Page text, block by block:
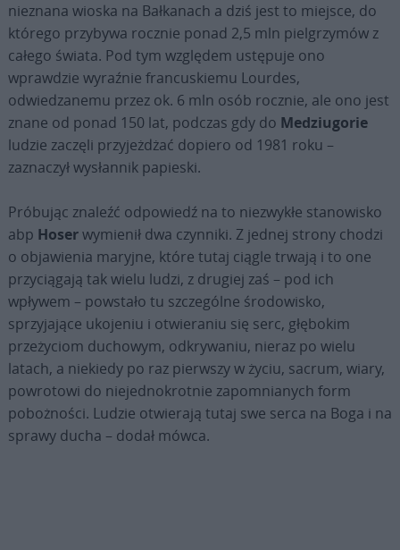
nieznana wioska na Bałkanach a dziś jest to miejsce, do
którego przybywa rocznie ponad 2,5 mln pielgrzymów z
całego świata. Pod tym względem ustępuje ono
wprawdzie wyraźnie francuskiemu Lourdes,
odwiedzanemu przez ok. 6 mln osób rocznie, ale ono jest
znane od ponad 150 lat, podczas gdy do Medziugorie
ludzie zaczęli przyjeżdżać dopiero od 1981 roku –
zaznaczył wysłannik papieski.
Próbując znaleźć odpowiedź na to niezwykłe stanowisko
abp Hoserwymienił dwa czynniki. Z jednej strony chodzi
o objawienia maryjne, które tutaj ciągle trwają i to one
przyciągają tak wielu ludzi, z drugiej zaś – pod ich
wpływem – powstało tu szczególne środowisko,
sprzyjające ukojeniu i otwieraniu się serc, głębokim
przeżyciom duchowym, odkrywaniu, nieraz po wielu
latach, a niekiedy po raz pierwszy w życiu, sacrum, wiary,
powrotowi do niejednokrotnie zapomnianych form
pobożności. Ludzie otwierają tutaj swe serca na Boga i na
sprawy ducha – dodał mówca.